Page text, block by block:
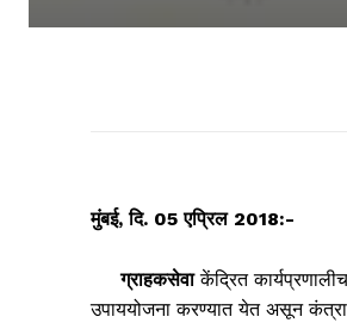
मुंबई, दि. 05 एप्रिल 2018:-
ग्राहकसेवाकेंद्रित
उपाययोजना करण्यात येत असून